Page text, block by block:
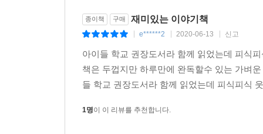
종이책 구매 재미있는 이야기책
e******2 2020-06-13 신고
아이들 학교 권장도서라 함께 읽었는데 피식
책은 두껍지만 하루만에 완독할수 있는 가벼
들 학교 권장도서라 함께 읽었는데 피식피식
1명이 이 리뷰를 추천합니다.